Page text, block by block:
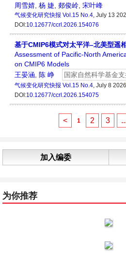
周雪婧 杨 婕 郯俊岭 宋叶峰
气候变化研究快报 Vol.15 No.4, July 13
DOI:10.12677/ccrl.2026.154076
基于CMIP6模式对太平洋–北美型遥
Assessment of Pacific-North
on CMIP6 Models
王晏涵
陈 峥 国家自然科学基金
气候变化研究快报 Vol.15 No.4, July 8
DOI:10.12677/ccrl.2026.154075
< 1 2 3 ...
加入编委
为你推荐